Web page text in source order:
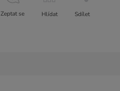
Zeptat se Hlídat Sdílet